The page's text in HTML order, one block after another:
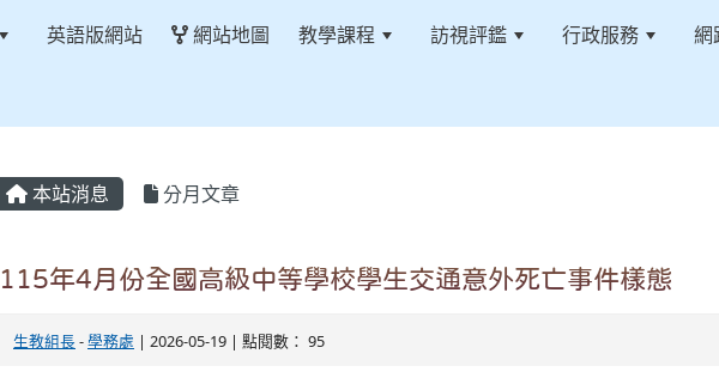
英語版網站 網站地圖 教學課程 訪視評鑑 行政服務 網
本站消息 分月文章
115年4月份全國高級中等學校學生交通意外死亡事件樣態
生教組長-學務處 | 2026-05-19 | 點閱數： 95